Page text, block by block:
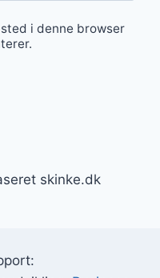
i denne browser
skinke.dk